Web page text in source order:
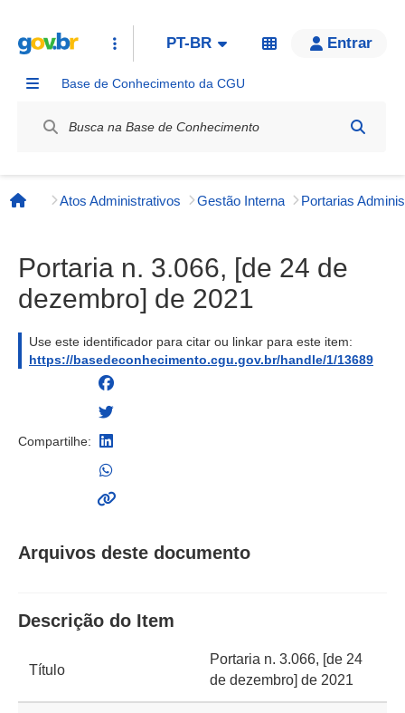
PT-BR Entrar
Base de Conhecimento da CGU
Página inicial
Atos Administrativos Gestão Interna
Portaria n. 3.066, [de 24 de
dezembro] de 2021
Use este identificador para citar ou linkar para este item:
https://basedeconhecimento.cgu.gov.br/handle/1/13689
Compartilhe:
Arquivos deste documento
Descrição do Item
Título
Portaria n. 3.066, [de 24
de dezembro] de 2021